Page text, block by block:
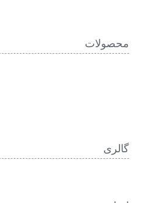
محصولات
گالری